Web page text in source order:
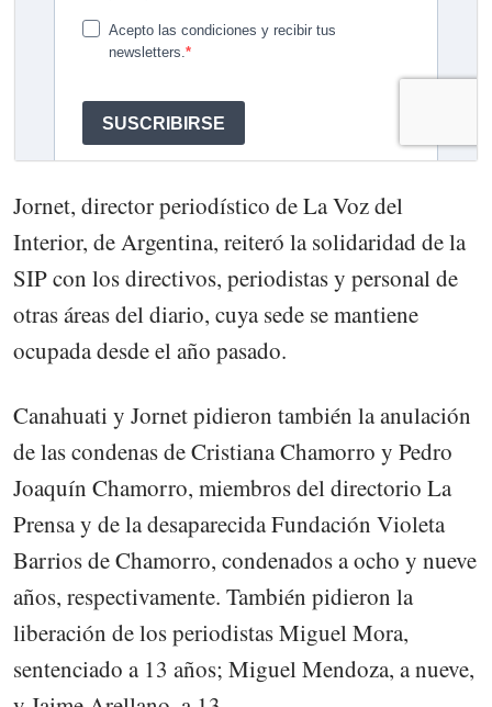
Jornet, director periodístico de La Voz del
Interior, de Argentina, reiteró la solidaridad de la
SIP con los directivos, periodistas y personal de
otras áreas del diario, cuya sede se mantiene
ocupada desde el año pasado.
Canahuati y Jornet pidieron también la anulación
de las condenas de Cristiana Chamorro y Pedro
Joaquín Chamorro, miembros del directorio La
Prensa y de la desaparecida Fundación Violeta
Barrios de Chamorro, condenados a ocho y nueve
años, respectivamente. También pidieron la
liberación de los periodistas Miguel Mora,
sentenciado a 13 años; Miguel Mendoza, a nueve,